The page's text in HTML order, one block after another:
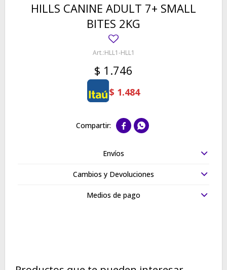
HILLS CANINE ADULT 7+ SMALL
BITES 2KG
HLL1-HLL1
$ 1.746
$ 1.484
 
Envíos
Cambios y Devoluciones
Medios de pago